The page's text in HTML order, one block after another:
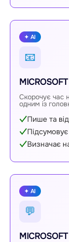
✦ AI
📧
Скорочує час
одним із
Пише та
Визначає
✦ AI
💬